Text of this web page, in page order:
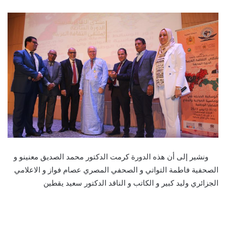
ونشير إلى أن هذه الدورة كرمت الدكتور محمد الصديق معنينو و
الصحفية فاطمة التواتي و الصحفي المصري عصام فواز و الاعلامي
الجزائري وليد كبير و الكاتب و الناقد الدكتور سعيد يقطين